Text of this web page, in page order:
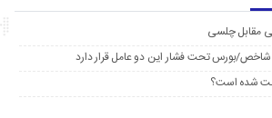
مقابل چلسی
بورس تحت فشار این دو عامل قرار دارد
شده است؟